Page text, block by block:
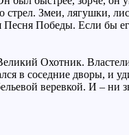
стрел. Змеи, лягушки,
Песня Победы. Если бы
Охотник.
в соседние дворы, и
веревкой. И – ни